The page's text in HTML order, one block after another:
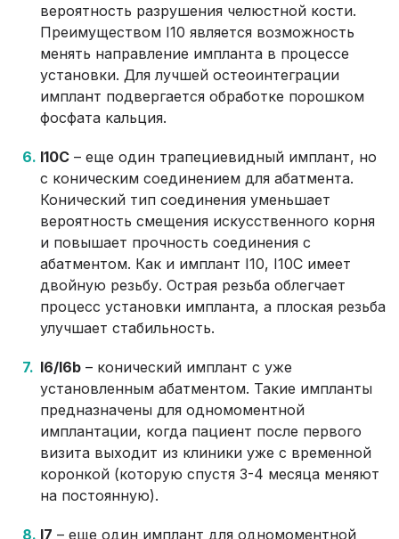
вероятность разрушения челюстной кости.
Преимуществом I10 является возможность
менять направление импланта в процессе
установки. Для лучшей остеоинтеграции
имплант подвергается обработке порошком
фосфата кальция.
I10C – еще один трапециевидный имплант, но
с коническим соединением для абатмента.
Конический тип соединения уменьшает
вероятность смещения искусственного корня
и повышает прочность соединения с
абатментом. Как и имплант I10, I10C имеет
двойную резьбу. Острая резьба облегчает
процесс установки импланта, а плоская резьба
улучшает стабильность.
I6/I6b – конический имплант с уже
установленным абатментом. Такие импланты
предназначены для одномоментной
имплантации, когда пациент после первого
визита выходит из клиники уже с временной
коронкой (которую спустя 3-4 месяца меняют
на постоянную).
I7 – еще один имплант для одномоментной